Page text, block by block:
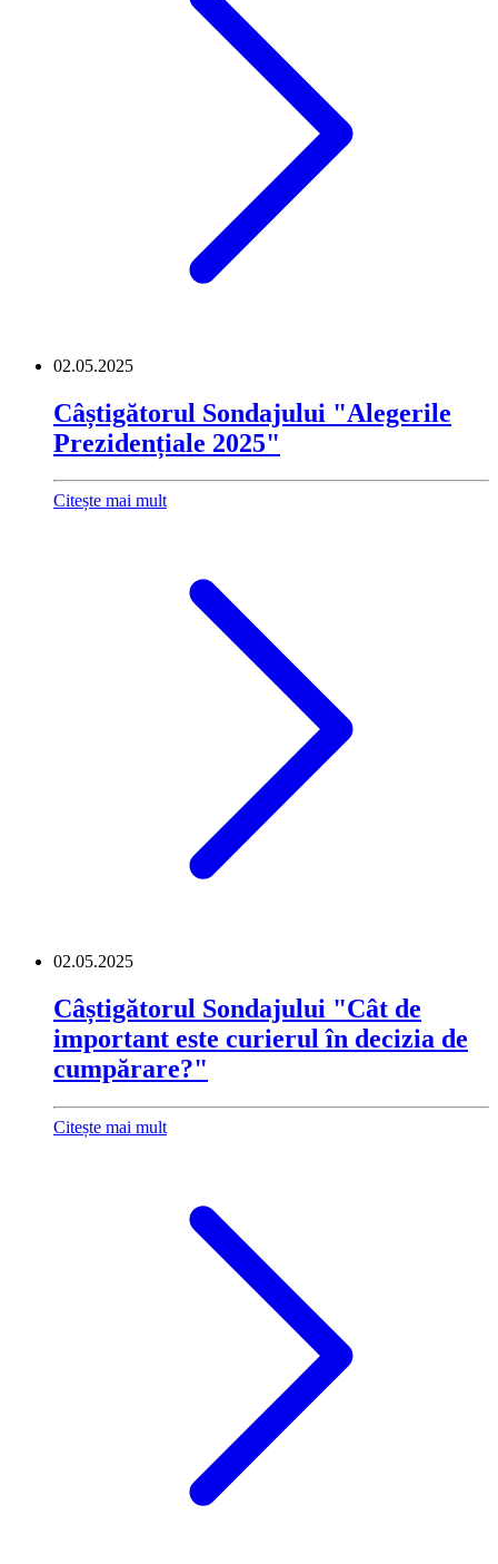
02.05.2025
Câștigătorul Sondajului "Alegerile
Prezidențiale 2025"
Citește mai mult
02.05.2025
Câștigătorul Sondajului "Cât de
important este curierul în decizia de
cumpărare?"
Citește mai mult